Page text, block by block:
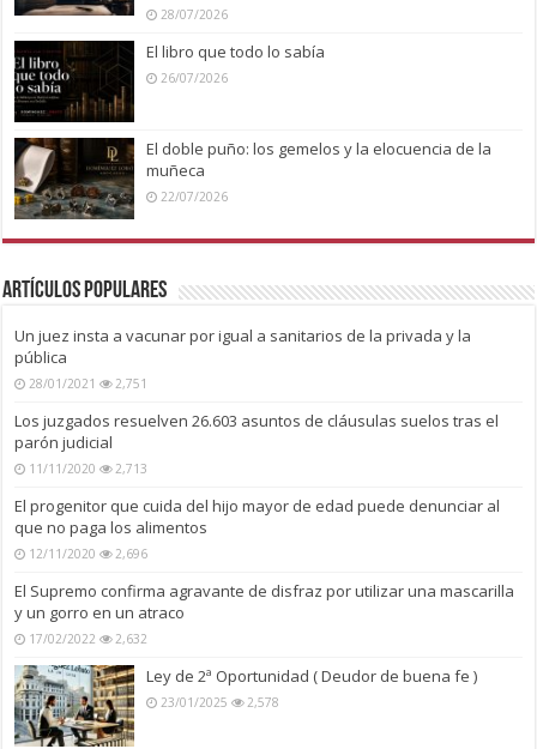
28/07/2026
El libro que todo lo sabía
26/07/2026
El doble puño: los gemelos y la elocuencia de la
muñeca
22/07/2026
Artículos Populares
Un juez insta a vacunar por igual a sanitarios de la privada y la
pública
28/01/2021 2,751
Los juzgados resuelven 26.603 asuntos de cláusulas suelos tras el
parón judicial
11/11/2020 2,713
El progenitor que cuida del hijo mayor de edad puede denunciar al
que no paga los alimentos
12/11/2020 2,696
El Supremo confirma agravante de disfraz por utilizar una mascarilla
y un gorro en un atraco
17/02/2022 2,632
Ley de 2ª Oportunidad ( Deudor de buena fe )
23/01/2025 2,578